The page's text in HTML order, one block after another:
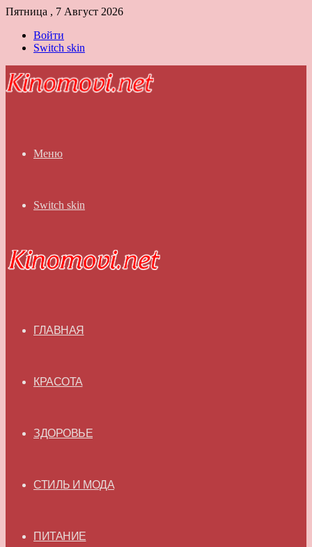
Пятница , 7 Август 2026
Войти
Switch skin
Меню
Switch skin
ГЛАВНАЯ
КРАСОТА
ЗДОРОВЬЕ
СТИЛЬ И МОДА
ПИТАНИЕ